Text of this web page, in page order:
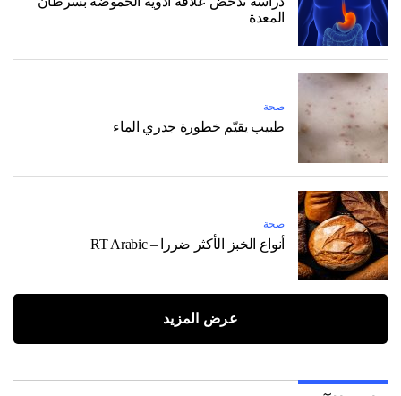
المعدة
صحة
طبيب يقيّم خطورة جدري الماء
صحة
أنواع الخبز الأكثر ضررا – RT Arabic
عرض المزيد